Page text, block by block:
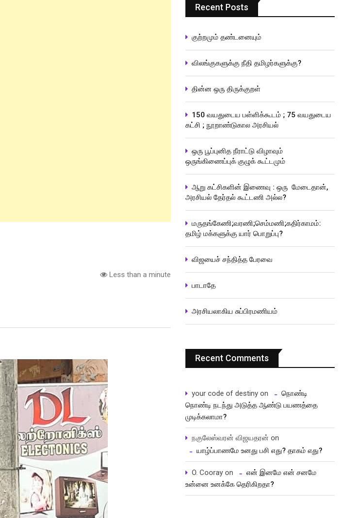
Less than a minute
Recent Posts
குற்றமும் தண்டனையும்
விலங்குகளுக்கு நீதி தமிழர்களுக்கு?
தின்ன ஒரு திருக்குறள்
150 வயதுடைய பள்ளிக்கூடம் ; 75 வயதுடைய
கட்சி ; நூறாண்டுகால அரசியல்
ஒரு பூப்புனித நீராட்டு விழாவும்
ஒருங்கிணைப்புக் குழுக் கூட்டமும்
ஆறு கட்சிகளின் இணைவு : ஒரு மேடைதான்,
அரசியல் தேர்தல் கூட்டணி அல்ல?
மருதங்கேணி;வரணி;செம்மணி;கதிர்காமம்:
தமிழ் மக்களுக்கு யார் பொறுப்பு?
விஜயைச் சந்தித்த பேரவை
பாடாதே
அரசியலாகிய சுப்பிரமணியம்
Recent Comments
your code of destiny on
நொண்டி
நொண்டி நடந்து அடுத்த ஆண்டு பயணத்தை
முடிக்கலாமா?
நகுலேஸ்வரன் விஜயதரன் on
யாழ்ப்பாணமே உனது பசி எது? தாகம் எது?
O. Cooray on
என் இனமே என் சனமே
உன்னை உனக்கே தெரிகிறதா?